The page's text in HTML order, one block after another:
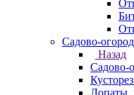
Садово-
Назад
Садово-
Лопаты,